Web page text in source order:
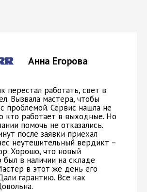
Анна Егорова
перестал работать, свет в
Вызвала мастера, чтобы
проблемой. Сервис нашла не
кто работает в выходные. Но
помочь не отказались.
после заявки приехал
неутешительный вердикт –
Хорошо, что новый
был в наличии на складе
в этот же день его
гарантию. Все как